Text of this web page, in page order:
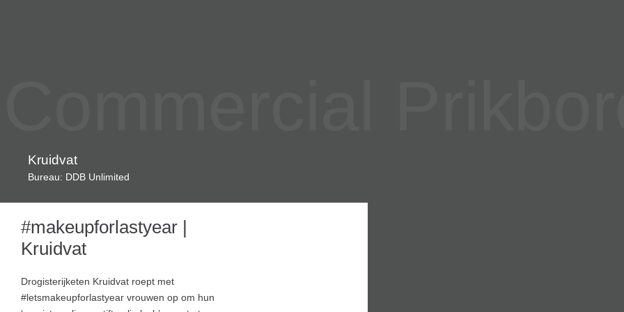
Kruidvat
Bureau: DDB Unlimited
#makeupforlastyear |
Kruidvat
Drogisterijketen Kruidvat roept met
#letsmakeupforlastyear vrouwen op om hun